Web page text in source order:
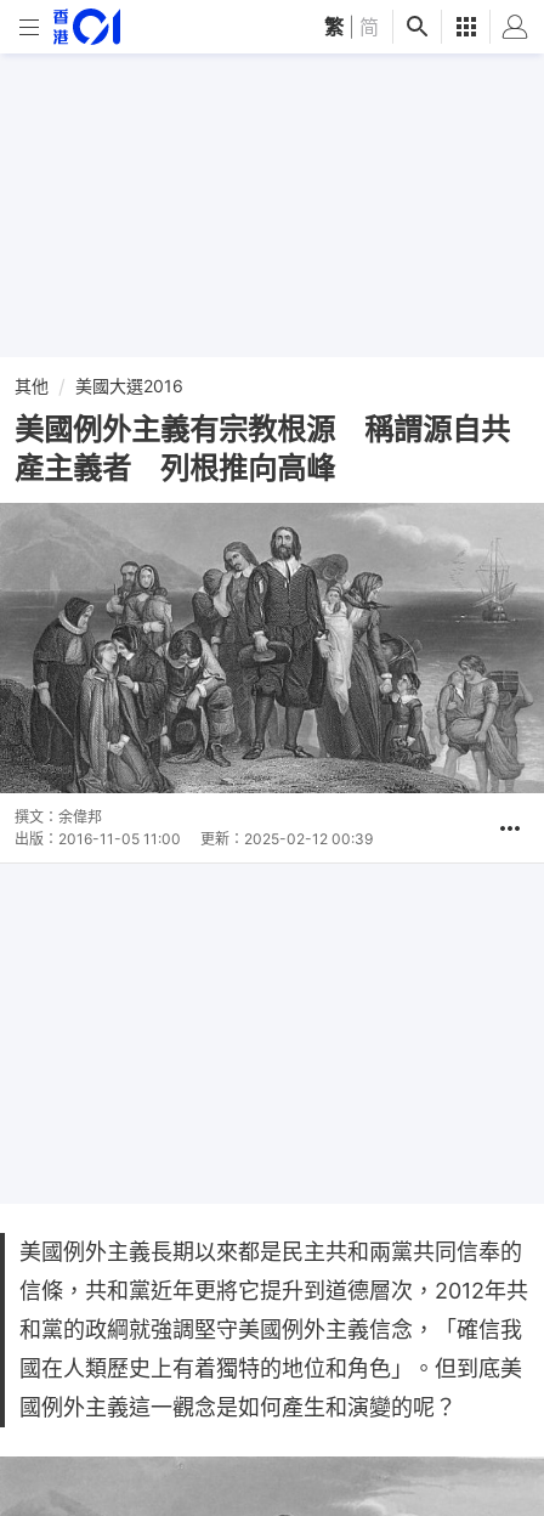
繁 简
其他 美國大選2016
美國例外主義有宗教根源 稱謂源自共
產主義者 列根推向高峰
撰文： 余偉邦
出版： 2016-11-05 11:00 更新： 2025-02-12 00:39
美國例外主義長期以來都是民主共和兩黨共同信奉的
信條，共和黨近年更將它提升到道德層次，2012年共
和黨的政綱就強調堅守美國例外主義信念，「確信我
國在人類歷史上有着獨特的地位和角色」。但到底美
國例外主義這一觀念是如何產生和演變的呢？